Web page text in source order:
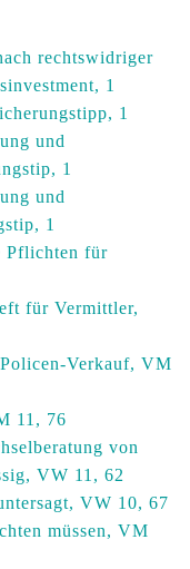
rechtswidriger
1
1
und
1
und
1
Pflichten für
für Vermittler,
Verkauf, VM
11, 76
von
VW 11, 62
VW 10, 67
müssen, VM